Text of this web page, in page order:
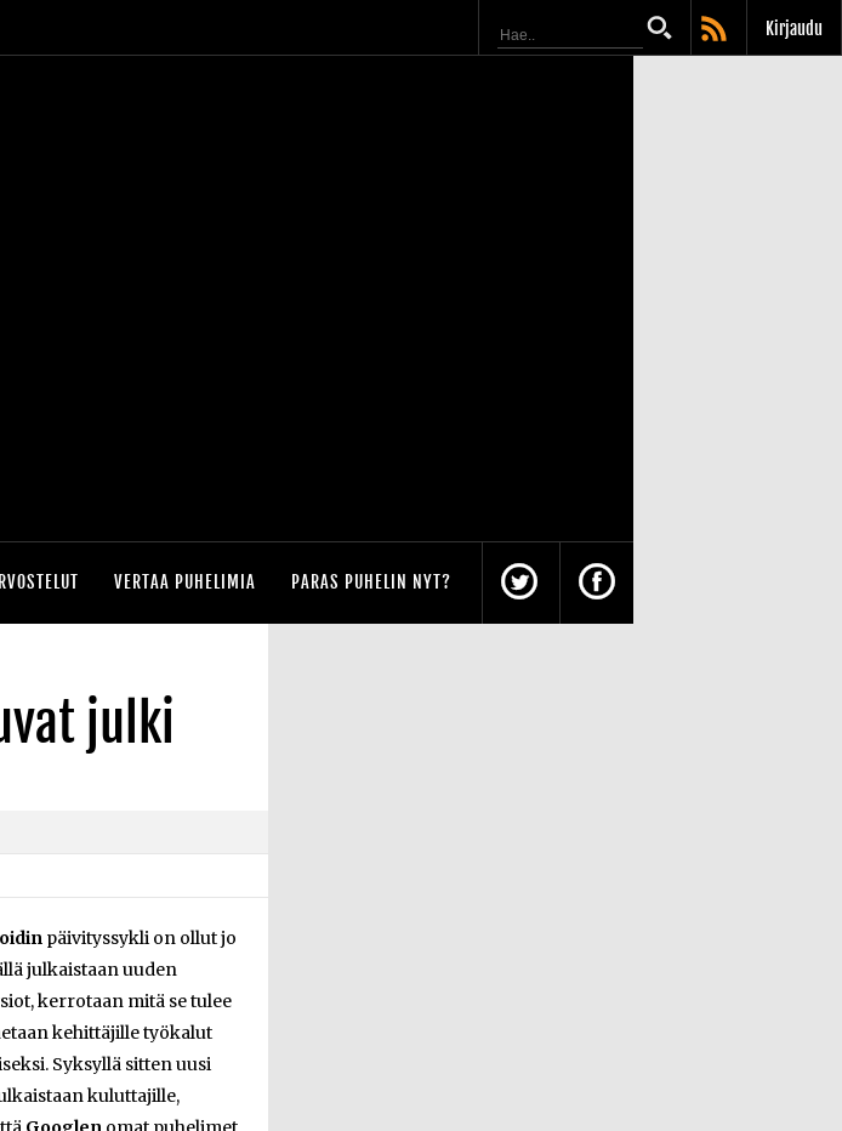
Kirjaudu
VERTAA PUHELIMIA PARAS PUHELIN NYT?
julki
päivityssykli on ollut jo
julkaistaan uuden
kerrotaan mitä se tulee
kehittäjille työkalut
Syksyllä sitten uusi
kuluttajille,